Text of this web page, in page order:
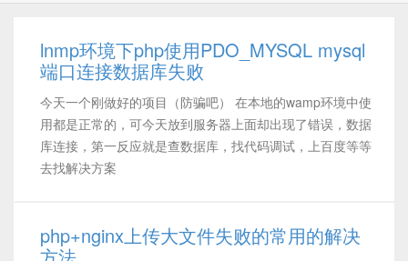
lnmp环境下php使用PDO_MYSQL mysql
端口连接数据库失败
今天一个刚做好的项目（防骗吧） 在本地的wamp环境中使
用都是正常的，可今天放到服务器上面却出现了错误，数据
库连接，第一反应就是查数据库，找代码调试，上百度等等
去找解决方案
php+nginx上传大文件失败的常用的解决